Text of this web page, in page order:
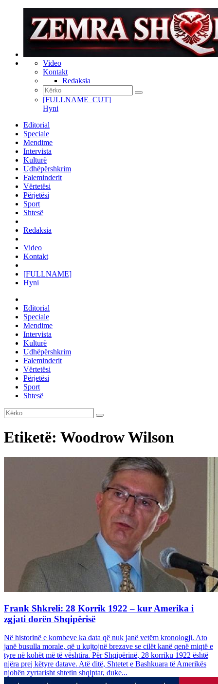
Video
Kontakt
Redaksia
[FULLNAME_CUT]
Hyni
Editorial
Speciale
Mendime
Intervista
Kulturë
Udhëpërshkrim
Faleminderit
Vërtetësi
Përjetësi
Sport
Shtesë
Redaksia
Video
Kontakt
[FULLNAME]
Hyni
Editorial
Speciale
Mendime
Intervista
Kulturë
Udhëpërshkrim
Faleminderit
Vërtetësi
Përjetësi
Sport
Shtesë
Etiketë: Woodrow Wilson
Frank Shkreli: 28 Korrik 1922 – kur Amerika i
zgjati dorën Shqipërisë
Në historinë e kombeve ka data që nuk janë vetëm kronologji. Ato
janë busulla morale, që u kujtojnë brezave se cilët kanë qenë miqtë e
tyre në kohët më të vështira. Për Shqipërinë, 28 korriku 1922 është
njëra prej këtyre datave. Atë ditë, Shtetet e Bashkuara të Amerikës
njohën zyrtarisht shtetin shqiptar, duke...